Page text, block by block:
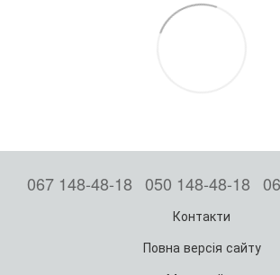
067 148-48-18 050 148-48-18
Контакти
Повна версія сайту